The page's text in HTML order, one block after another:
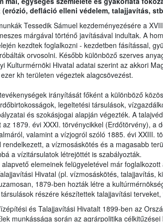
(erózió, defláció elleni védelem, talajjavítás,
Tessedik Sámuel kezdeményezésére a
márgával történő javításával indultak. A
kezdtek foglalkozni - kezdetben fásítással,
orvosolni. Később különböző szerves
Kulturmérnöki Hivatal adatai szerint az akkori
kh területen végeztek alagcsövezést.
irányítását főként a különböző
legeltetési társulások,
és szokásjogai alapján végezték. A
az 1879. évi XXXI. törvénycikkel (Erdőtörvény), a
valamint a vízjogról szóló 1885. évi XXIII.
rendelkezett, a vízmosáskötés és a magasabb
a vízitársulatok létrejöttét is szabályozták.
elemeinek felügyeletével már
Hivatal (pl. vízmosáskötés, talajjavítás,
1879-ben hozták létre a
részére készítettek talajjavítási
és Talajjavítási Hivatalt 1899-ben az
munkássága során az agrárpolitika